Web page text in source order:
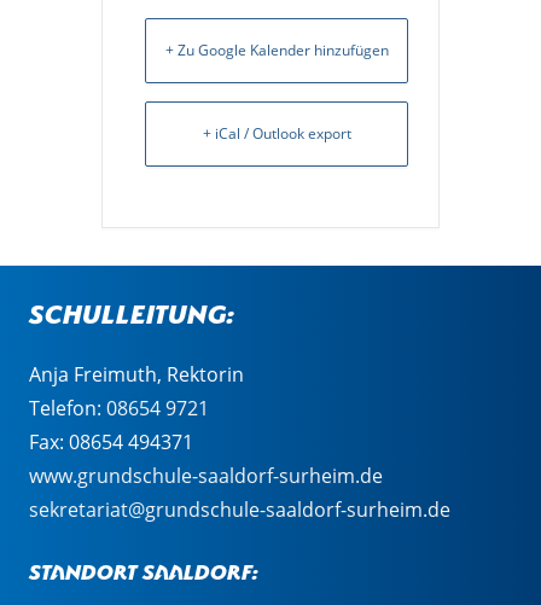
+ Zu Google Kalender hinzufügen
+ iCal / Outlook export
Schulleitung:
Anja Freimuth, Rektorin
Telefon: 08654 9721
Fax: 08654 494371
www.grundschule-saaldorf-surheim.de
sekretariat@grundschule-saaldorf-surheim.de
Standort Saaldorf: